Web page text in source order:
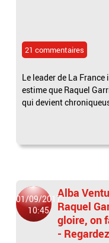
21 commentaires
Le leader de La
estime que Raquel
qui devient
01/09/2017
10:45
Alba
Raquel
gloire, on
- Regardez